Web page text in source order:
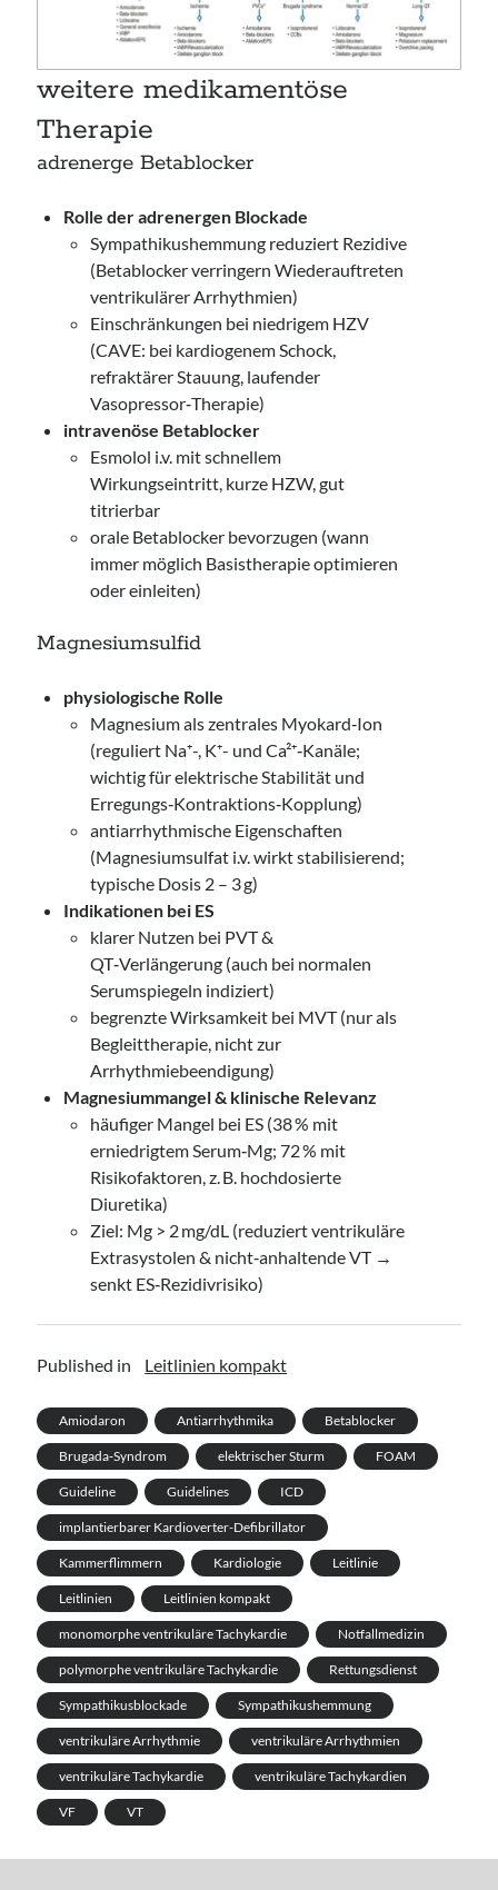
weitere medikamentöse
Therapie
adrenerge Betablocker
Rolle der adrenergen Blockade
Sympathikushemmung reduziert Rezidive
(Betablocker verringern Wiederauftreten
ventrikulärer Arrhythmien)
Einschränkungen bei niedrigem HZV
(CAVE: bei kardiogenem Schock,
refraktärer Stauung, laufender
Vasopressor‑Therapie)
intravenöse Betablocker
Esmolol i.v. mit schnellem
Wirkungseintritt, kurze HZW, gut
titrierbar
orale Betablocker bevorzugen (wann
immer möglich Basistherapie optimieren
oder einleiten)
Magnesiumsulfid
physiologische Rolle
Magnesium als zentrales Myokard‑Ion
(reguliert Na⁺-, K⁺- und Ca²⁺‑Kanäle;
wichtig für elektrische Stabilität und
Erregungs‑Kontraktions‑Kopplung)
antiarrhythmische Eigenschaften
(Magnesiumsulfat i.v. wirkt stabilisierend;
typische Dosis 2 – 3 g)
Indikationen bei ES
klarer Nutzen bei PVT &
QT‑Verlängerung (auch bei normalen
Serumspiegeln indiziert)
begrenzte Wirksamkeit bei MVT (nur als
Begleittherapie, nicht zur
Arrhythmiebeendigung)
Magnesiummangel & klinische Relevanz
häufiger Mangel bei ES (38 % mit
erniedrigtem Serum‑Mg; 72 % mit
Risikofaktoren, z. B. hochdosierte
Diuretika)
Ziel: Mg > 2 mg/dL (reduziert ventrikuläre
Extrasystolen & nicht‑anhaltende VT →
senkt ES‑Rezidivrisiko)
Published in Leitlinien kompakt
Amiodaron Antiarrhythmika Betablocker
Brugada‑Syndrom elektrischer Sturm FOAM
Guideline Guidelines ICD
implantierbarer Kardioverter-Defibrillator
Kammerflimmern Kardiologie Leitlinie
Leitlinien Leitlinien kompakt
monomorphe ventrikuläre Tachykardie Notfallmedizin
polymorphe ventrikuläre Tachykardie Rettungsdienst
Sympathikusblockade Sympathikushemmung
ventrikuläre Arrhythmie ventrikuläre Arrhythmien
ventrikuläre Tachykardie ventrikuläre Tachykardien
VF VT